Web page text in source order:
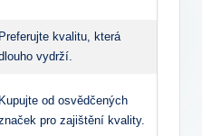
Preferujte kvalitu, která
vydrží.
Kupujte od osvědčených
pro zajištění kvality.